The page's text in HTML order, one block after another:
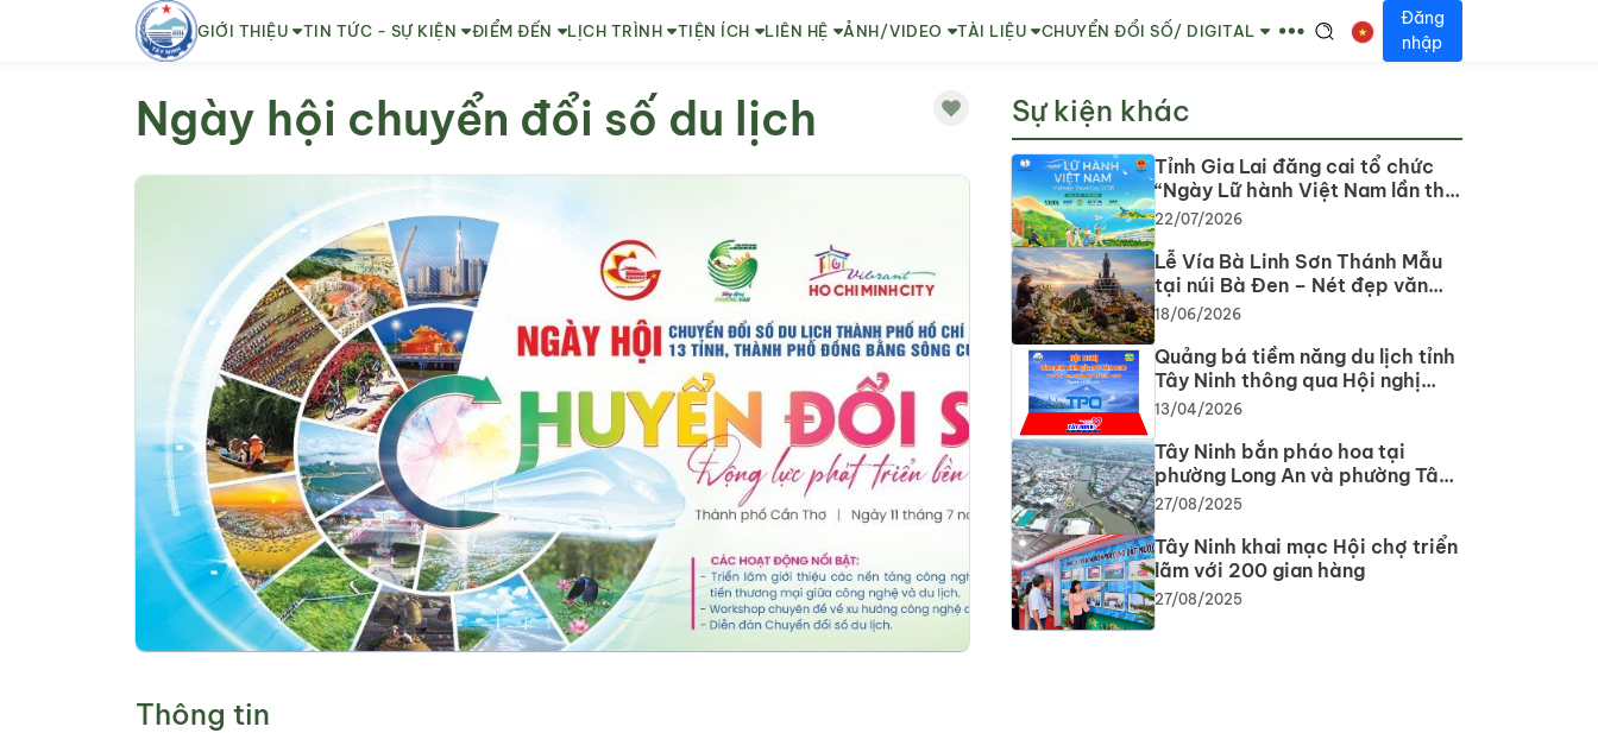
GIỚI THIỆU TIN TỨC - SỰ KIỆN ĐIỂM ĐẾN LỊCH TRÌNH TIỆN ÍCH LIÊN HỆ ẢNH/VIDEO TÀI LIỆU CHUYỂN ĐỔI SỐ/ DIGITAL
Đăng
nhập
Ngày hội chuyển đổi số du lịch
Thông tin
Sự kiện khác
Tỉnh Gia Lai đăng cai tổ chức
“Ngày Lữ hành Việt Nam lần thứ
II năm 2026”
22/07/2026
Lễ Vía Bà Linh Sơn Thánh Mẫu
tại núi Bà Đen – Nét đẹp văn
hoá tâm linh của Nam Bộ
18/06/2026
Quảng bá tiềm năng du lịch tỉnh
Tây Ninh thông qua Hội nghị
vùng Việt Nam của TPO năm
13/04/2026
Tây Ninh bắn pháo hoa tại
phường Long An và phường Tân
Ninh vào tối 2-9
27/08/2025
Tây Ninh khai mạc Hội chợ triển
lãm với 200 gian hàng
27/08/2025